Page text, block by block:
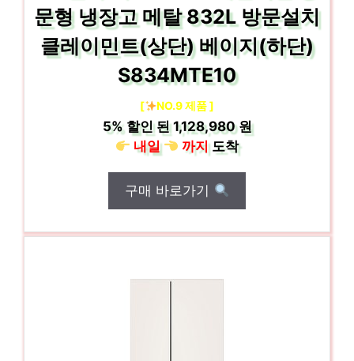
문형 냉장고 메탈 832L 방문설치
클레이민트(상단) 베이지(하단)
S834MTE10
[ NO.9 제품 ]
5%할인 된1,128,980 원
내일
까지도착
구매 바로가기